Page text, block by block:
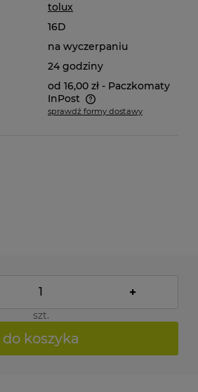
tolux
16D
na wyczerpaniu
24 godziny
od 16,00 zł - Paczkomaty
InPost
kosztów płatności
sprawdź formy dostawy
+
szt.
do koszyka